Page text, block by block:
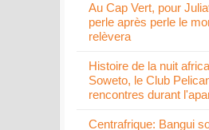
Au Cap Vert, pour
perle après perle le
relèvera
Histoire de la nuit
Soweto, le Club
rencontres durant
Centrafrique: Bangui